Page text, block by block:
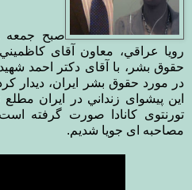
رويا عراقي، معاون آقای
حقوق بشر، با آقای دكتر احمد
در مورد حقوق بشر ايران، ديدار
اين پيشوای زنداني در ايران مطلع
تورنتوی کانادا صورت گرفته
مصاحبه ای جویا شدیم.